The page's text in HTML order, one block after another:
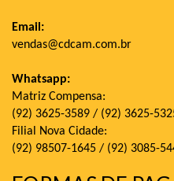
Email:
vendas@cdcam.com.br
Whatsapp:
Matriz Compensa:
(92) 3625-3589 / (92) 3625-
Filial Nova Cidade:
(92) 98507-1645 / (92) 3085-